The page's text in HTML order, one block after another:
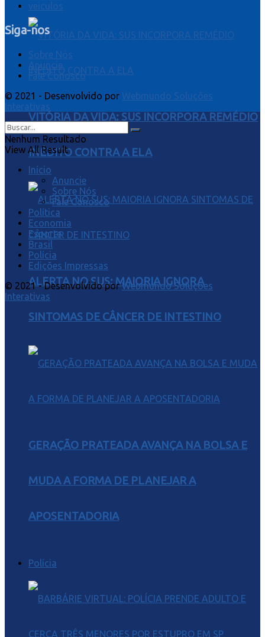
VITÓRIA DA VIDA: SUS INCORPORA REMÉDIO
INÉDITO CONTRA A ELA
ALERTA NO SUS: MAIORIA IGNORA
SINTOMAS DE CÂNCER DE INTESTINO
GERAÇÃO PRATEADA AVANÇA NA BOLSA E
MUDA A FORMA DE PLANEJAR A
APOSENTADORIA
Polícia
veiculos
Siga-nos
Sobre Nós
Anuncie
Fale Conosco
© 2021 - Desenvolvido por Webmundo Soluções
Interativas
Nenhum Resultado
View All Result
Início
Anuncie
Sobre Nós
Fale Conosco
Política
Economia
Esporte
Brasil
Polícia
Edições Impressas
© 2021 - Desenvolvido porWebmundo Soluções
Interativas